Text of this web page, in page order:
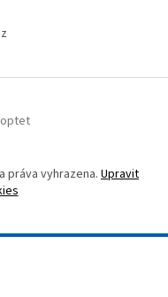
práva vyhrazena. Upravit